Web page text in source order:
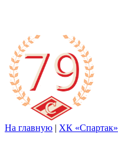
На главную | ХК «Спартак»